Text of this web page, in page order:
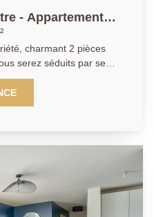
- Appartement 2
charmant 2 pièces
serez séduits par ses
et son plan parfait
WC et nombreux